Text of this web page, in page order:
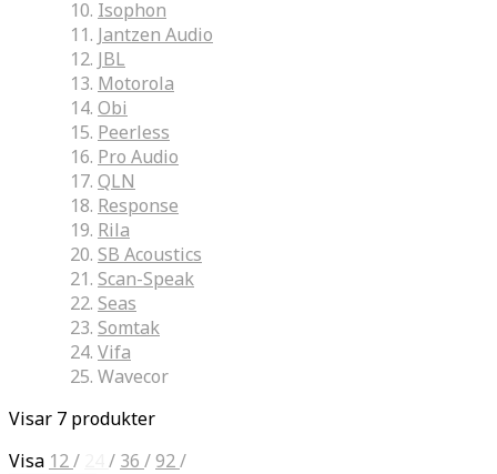
Isophon
Jantzen Audio
JBL
Motorola
Obi
Peerless
Pro Audio
QLN
Response
Rila
SB Acoustics
Scan-Speak
Seas
Somtak
Vifa
Wavecor
Visar 7 produkter
Visa 12/ / 36 /92/